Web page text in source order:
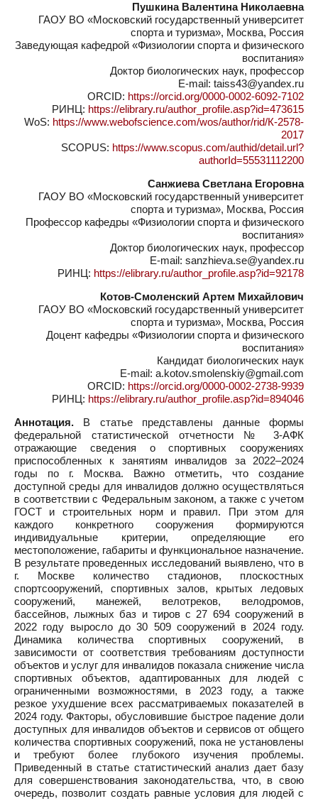
Пушкина Валентина Николаевна
ГАОУ ВО «Московский государственный университет
спорта и туризма», Москва, Россия
Заведующая кафедрой «Физиологии спорта и физического
воспитания»
Доктор биологических наук, профессор
E-mail: taiss43@yandex.ru
ORCID: https://orcid.org/0000-0002-6092-7102
РИНЦ: https://elibrary.ru/author_profile.asp?id=473615
WoS: https://www.webofscience.com/wos/author/rid/К-2578-
2017
SCOPUS: https://www.scopus.com/authid/detail.url?
authorId=55531112200
Санжиева Светлана Егоровна
ГАОУ ВО «Московский государственный университет
спорта и туризма», Москва, Россия
Профессор кафедры «Физиологии спорта и физического
воспитания»
Доктор биологических наук, профессор
E-mail: sanzhieva.se@yandex.ru
РИНЦ: https://elibrary.ru/author_profile.asp?id=92178
Котов-Смоленский Артем Михайлович
ГАОУ ВО «Московский государственный университет
спорта и туризма», Москва, Россия
Доцент кафедры «Физиологии спорта и физического
воспитания»
Кандидат биологических наук
E-mail: a.kotov.smolenskiy@gmail.com
ORCID: https://orcid.org/0000-0002-2738-9939
РИНЦ: https://elibrary.ru/author_profile.asp?id=894046
Аннотация. В статье представлены данные формы
федеральной статистической отчетности № 3-АФК
отражающие сведения о спортивных сооружениях
приспособленных к занятиям инвалидов за 2022–2024
годы по г. Москва. Важно отметить, что создание
доступной среды для инвалидов должно осуществляться
в соответствии с Федеральным законом, а также с учетом
ГОСТ и строительных норм и правил. При этом для
каждого конкретного сооружения формируются
индивидуальные критерии, определяющие его
местоположение, габариты и функциональное назначение.
В результате проведенных исследований выявлено, что в
г. Москве количество стадионов, плоскостных
спортсооружений, спортивных залов, крытых ледовых
сооружений, манежей, велотреков, велодромов,
бассейнов, лыжных баз и тиров с 27 694 сооружений в
2022 году выросло до 30 509 сооружений в 2024 году.
Динамика количества спортивных сооружений, в
зависимости от соответствия требованиям доступности
объектов и услуг для инвалидов показала снижение числа
спортивных объектов, адаптированных для людей с
ограниченными возможностями, в 2023 году, а также
резкое ухудшение всех рассматриваемых показателей в
2024 году. Факторы, обусловившие быстрое падение доли
доступных для инвалидов объектов и сервисов от общего
количества спортивных сооружений, пока не установлены
и требуют более глубокого изучения проблемы.
Приведенный в статье статистический анализ дает базу
для совершенствования законодательства, что, в свою
очередь, позволит создать равные условия для людей с